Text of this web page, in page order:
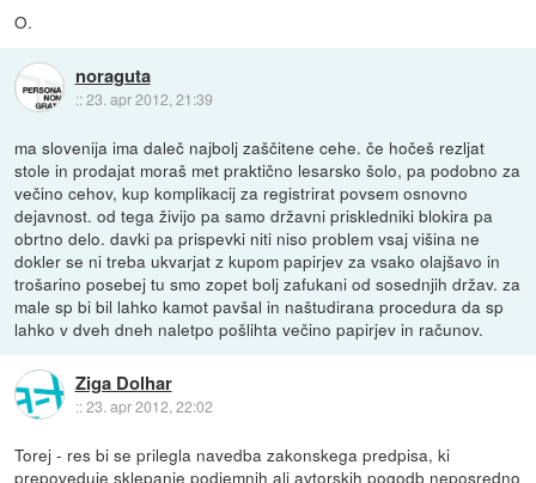
O.
noraguta
::23. apr 2012, 21:39
ma slovenija ima daleč najbolj zaščitene cehe. če hočeš rezljat
stole in prodajat moraš met praktično lesarsko šolo, pa podobno za
večino cehov, kup komplikacij za registrirat povsem osnovno
dejavnost. od tega živijo pa samo državni priskledniki blokira pa
obrtno delo. davki pa prispevki niti niso problem vsaj višina ne
dokler se ni treba ukvarjat z kupom papirjev za vsako olajšavo in
trošarino posebej tu smo zopet bolj zafukani od sosednjih držav. za
male sp bi bil lahko kamot pavšal in naštudirana procedura da sp
lahko v dveh dneh naletpo pošlihta večino papirjev in računov.
Ziga Dolhar
::23. apr 2012, 22:02
Torej - res bi se prilegla navedba zakonskega predpisa, ki
prepoveduje sklepanje podjemnih ali avtorskih pogodb neposredno